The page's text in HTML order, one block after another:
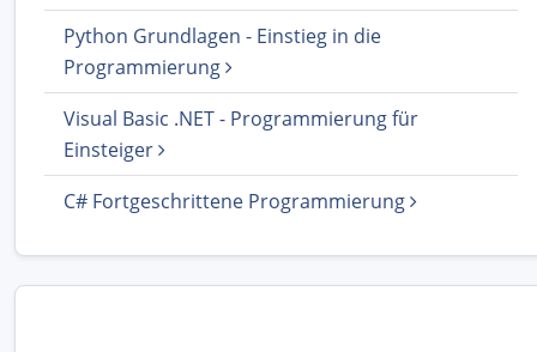
Python Grundlagen - Einstieg in die
Programmierung
Visual Basic .NET - Programmierung für
Einsteiger
C# Fortgeschrittene Programmierung